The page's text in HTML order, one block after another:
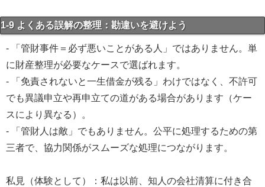
1-9 よくある誤解の整理：勘違いを避けよう
- 「管財事件＝必ず悪いことがある人」ではありません。単
に財産整理が必要なケースで選ばれます。
- 「免責されないと一生借金が残る」わけではなく、不許可
でも異議申立や再申立ての道がある場合があります（ケー
スにより異なる）。
- 「管財人は敵」でもありません。公平に処理するための第
三者で、協力関係がスムーズな処理につながります。
私見（体験として）：私は以前、知人の会社清算に付き合